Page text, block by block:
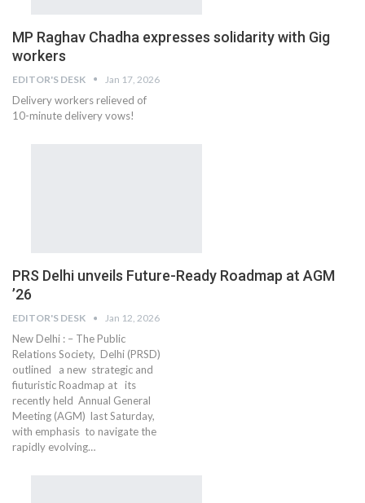
MP Raghav Chadha expresses solidarity with Gig
workers
EDITOR'S DESK Jan 17, 2026
Delivery workers relieved of
10-minute delivery vows!
PRS Delhi unveils Future-Ready Roadmap at AGM
’26
EDITOR'S DESK Jan 12, 2026
New Delhi : – The Public
Relations Society, Delhi (PRSD)
outlined a new strategic and
fiuturistic Roadmap at its
recently held Annual General
Meeting (AGM) last Saturday,
with emphasis to navigate the
rapidly evolving…